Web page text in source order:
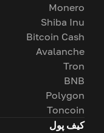
Monero
Shiba Inu
Bitcoin Cash
Avalanche
Tron
BNB
Polygon
Toncoin
کیف پول